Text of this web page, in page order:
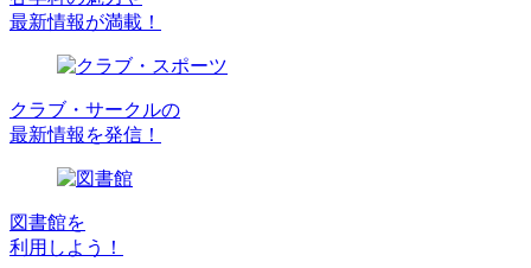
最新情報が満載！
クラブ・サークルの
最新情報を発信！
図書館を
利用しよう！